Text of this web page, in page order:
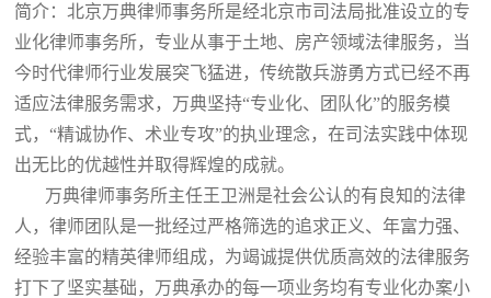
简介：北京万典律师事务所是经北京市司法局批准设立的专
业化律师事务所，专业从事于土地、房产领域法律服务，当
今时代律师行业发展突飞猛进，传统散兵游勇方式已经不再
适应法律服务需求，万典坚持“专业化、团队化”的服务模
式，“精诚协作、术业专攻”的执业理念，在司法实践中体现
出无比的优越性并取得辉煌的成就。
万典律师事务所主任王卫洲是社会公认的有良知的法律
人，律师团队是一批经过严格筛选的追求正义、年富力强、
经验丰富的精英律师组成，为竭诚提供优质高效的法律服务
打下了坚实基础，万典承办的每一项业务均有专业化办案小